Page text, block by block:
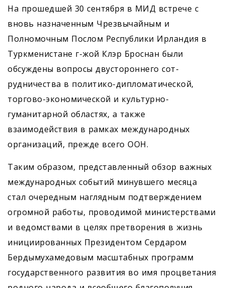
На прошедшей 30 сентября в МИД встрече с
вновь назначенным Чрезвычайным и
Полномочным Послом Республики Ирландия в
Туркменистане г-жой Клэр Броснан были
обсуждены вопросы двустороннего сот­
рудничества в политико-дипломатической,
торгово-экономической и культурно-
гуманитарной областях, а также
взаимодействия в рамках международных
организаций, прежде всего ООН.
Таким образом, представленный обзор важных
международных событий минувшего месяца
стал очередным наглядным подтверждением
огромной работы, проводимой министерствами
и ведомствами в целях претворения в жизнь
инициированных Президентом Сердаром
Бердымухамедовым масштабных программ
государственного развития во имя процветания